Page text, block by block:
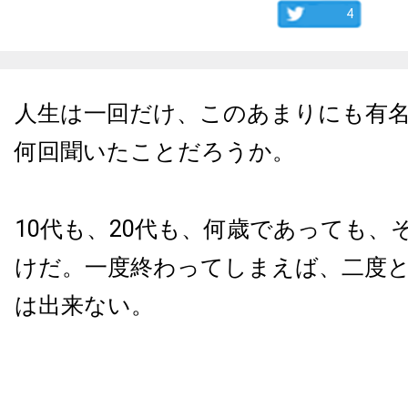
4
人生は一回だけ、このあまりにも有
何回聞いたことだろうか。
10代も、20代も、何歳であっても、
けだ。一度終わってしまえば、二度
は出来ない。